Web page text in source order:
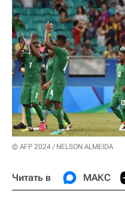
© AFP 2024 / NELSON ALMEIDA
Читать в МАКС